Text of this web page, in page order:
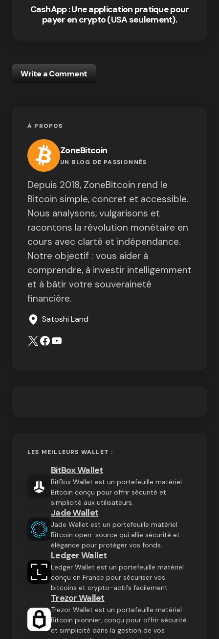
CashApp : Une application pratique pour
payer en crypto (USA seulement).
Write a Comment
À PROPOS
ZoneBitcoin
UN BLOG DE PASSIONNÉS
Depuis 2018, ZoneBitcoin rend le
Bitcoin simple, concret et accessible.
Nous analysons, vulgarisons et
racontons la révolution monétaire en
cours avec clarté et indépendance.
Notre objectif : vous aider à
comprendre, à investir intelligemment
et à bâtir votre souveraineté
financière.
Satoshi Land
LES MEILLEURS WALLET :
BitBox Wallet
BitBox Wallet est un portefeuille matériel
Bitcoin conçu pour offrir sécurité et
simplicité aux utilisateurs.
Jade Wallet
Jade Wallet est un portefeuille matériel
Bitcoin open-source qui allie sécurité et
élégance pour protéger vos fonds.
Ledger Wallet
Ledger Wallet est un portefeuille matériel
conçu en France pour sécuriser vos
bitcoins et crypto-actifs facilement
Trezor Wallet
Trezor Wallet est un portefeuille matériel
Bitcoin pionnier, conçu pour offrir sécurité
et simplicité dans la gestion de vos